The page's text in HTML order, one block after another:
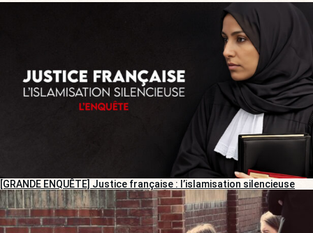
[GRANDE ENQUÊTE] Justice française : l’islamisation silencieuse